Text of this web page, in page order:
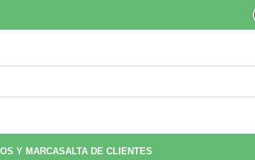
Y MARCASALTA DE CLIENTES